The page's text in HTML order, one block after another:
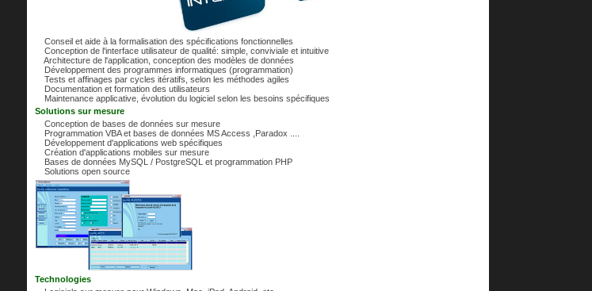
Conseil et aide à la formalisation des spécifications fonctionnelles
Conception de l'interface utilisateur de qualité: simple, conviviale et intuitive
Architecture de l'application, conception des modèles de données
Développement des programmes informatiques (programmation)
Tests et affinages par cycles itératifs, selon les méthodes agiles
Documentation et formation des utilisateurs
Maintenance applicative, évolution du logiciel selon les besoins spécifiques
Solutions sur mesure
Conception de bases de données sur mesure
Programmation VBA et bases de données MS Access ,Paradox ....
Développement d'applications web spécifiques
Création d'applications mobiles sur mesure
Bases de données MySQL / PostgreSQL et programmation PHP
Solutions open source
Technologies